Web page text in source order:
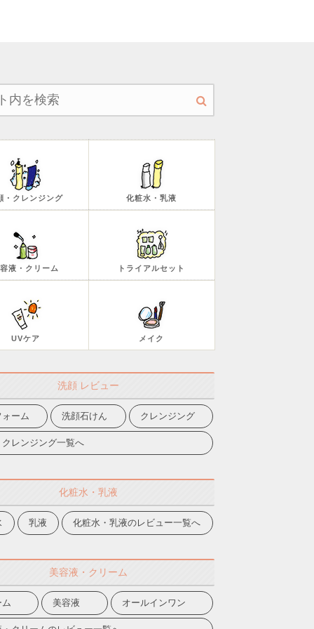
・クレンジング 化粧水・乳液
液・クリーム トライアルセット
UVケア メイク
洗顔 レビュー
ーム 洗顔石けん クレンジング
クレンジング一覧へ
化粧水・乳液
乳液 化粧水・乳液のレビュー一覧へ
美容液・クリーム
ム 美容液 オールインワン